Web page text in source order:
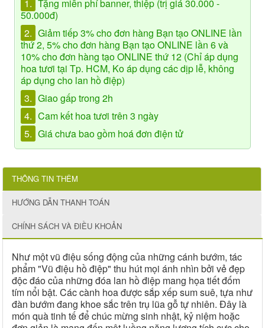
1. Tặng miễn phí banner, thiệp (trị giá 30.000 -
50.000đ)
2. Giảm tiếp 3% cho đơn hàng Bạn tạo ONLINE lần
thứ 2, 5% cho đơn hàng Bạn tạo ONLINE lần 6 và
10% cho đơn hàng tạo ONLINE thứ 12 (Chỉ áp dụng
hoa tươi tại Tp. HCM, Ko áp dụng các dịp lễ, không
áp dụng cho lan hồ điệp)
3. Giao gấp trong 2h
4. Cam kết hoa tươi trên 3 ngày
5. Giá chưa bao gồm hoá đơn điện tử
THÔNG TIN THÊM
HƯỚNG DẪN THANH TOÁN
CHÍNH SÁCH VÀ ĐIỀU KHOẢN
Như một vũ điệu sống động của những cánh bướm, tác
phẩm "Vũ điệu hồ điệp" thu hút mọi ánh nhìn bởi vẻ đẹp
độc đáo của những đóa lan hồ điệp mang họa tiết đốm
tím nổi bật. Các cành hoa được sắp xếp sum suê, tựa như
đàn bướm đang khoe sắc trên trụ lũa gỗ tự nhiên. Đây là
món quà tinh tế để chúc mừng sinh nhật, kỷ niệm hoặc